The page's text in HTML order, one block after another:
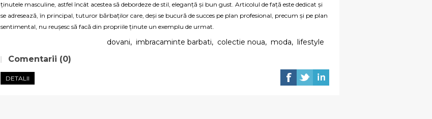
ținutele masculine, astfel încât acestea să debordeze de stil, eleganță și bun gust. Articolul de față este dedicat și
se adresează, în principal, tuturor bărbaților care, deși se bucură de succes pe plan profesional, precum și pe plan
sentimental, nu reușesc să facă din propriile ținute un exemplu de urmat.
dovani, imbracaminte barbati, colectie noua, moda, lifestyle
Comentarii (0)
DETALII